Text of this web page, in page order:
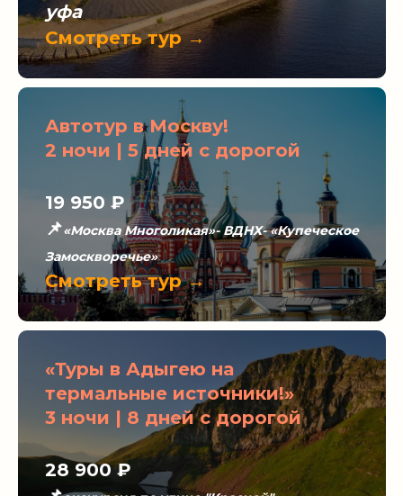
уфа
Смотреть тур →
Автотур в Москву!
2 ночи | 5 дней с дорогой
19 950 ₽
📌«Москва Многоликая»- ВДНХ- «Купеческое
Замоскворечье»
Смотреть тур →
«Туры в Адыгею на
термальные источники!»
3 ночи | 8 дней с дорогой
28 900 ₽